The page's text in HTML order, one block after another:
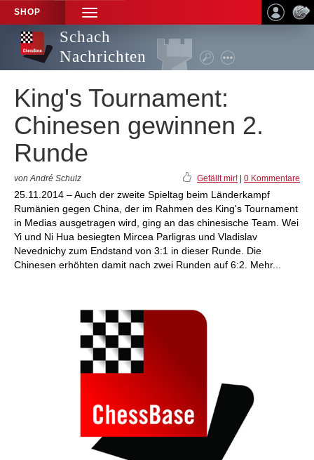
SHOP
TOGGLE
NAVIGATION
Schach
Nachrichten
King's Tournament:
Chinesen gewinnen 2.
Runde
von André Schulz Gefällt mir! 0 Kommentare
25.11.2014 – Auch der zweite Spieltag beim Länderkampf
Rumänien gegen China, der im Rahmen des King's Tournament
in Medias ausgetragen wird, ging an das chinesische Team. Wei
Yi und Ni Hua besiegten Mircea Parligras und Vladislav
Nevednichy zum Endstand von 3:1 in dieser Runde. Die
Chinesen erhöhten damit nach zwei Runden auf 6:2. Mehr...